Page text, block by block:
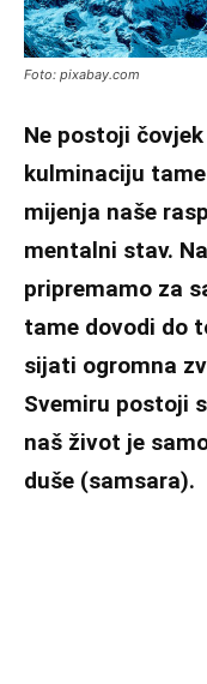
Foto: pixabay.com
Ne postoji
kulminaciju
mijenja naše
mentalni stav.
pripremamo za
tame dovodi do
sijati ogromna
Svemiru postoji
naš život je
duše (samsara).